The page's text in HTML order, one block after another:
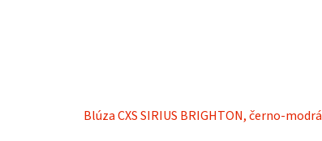
Blúza CXS SIRIUS BRIGHTON, černo-modrá